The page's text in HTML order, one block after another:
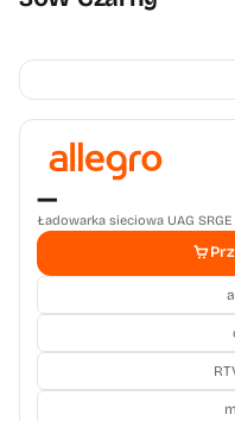
—
Ładowarka sieciowa UAG